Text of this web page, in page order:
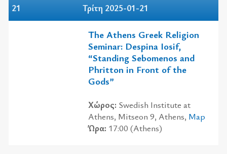
21 Τρίτη 2025-01-21
The Athens Greek Religion
Seminar: Despina Iosif,
“Standing Sebomenos and
Phritton in Front of the
Gods”
Χώρος: Swedish Institute at
Athens, Mitseon 9, Athens, Map
Ώρα: 17:00 (Athens)